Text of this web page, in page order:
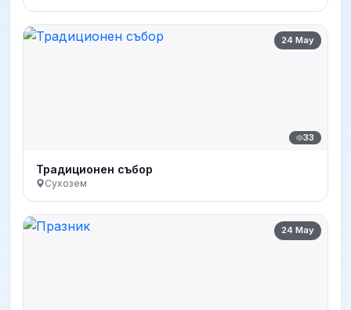
24 May
33
Традиционен събор
Сухозем
24 May